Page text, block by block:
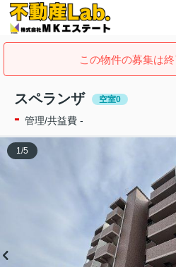
この物件の募集は終
スペランザ 空室0
- 管理/共益費 -
1/5